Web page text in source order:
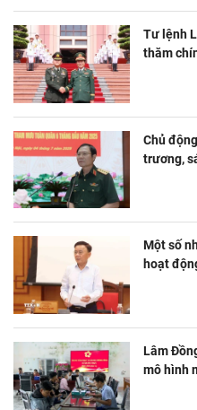
Tư lệnh
thăm
Chủ
trương,
Một số
hoạt
Lâm
mô hình